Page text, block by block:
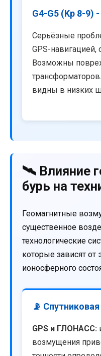
G4-G5 (Kp 8-9)
Серьёзные
GPS-навигацией,
Возможны
видны в низких
🛰️ Влияние
бурь на
Геомагнитные
существенное
технологические
которые зависят от
ионосферного
📡
GPS и ГЛОНАСС:
возмущения